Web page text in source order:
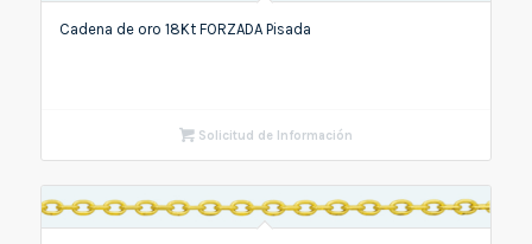
Cadena de oro 18Kt FORZADA Pisada
Solicitud de Información